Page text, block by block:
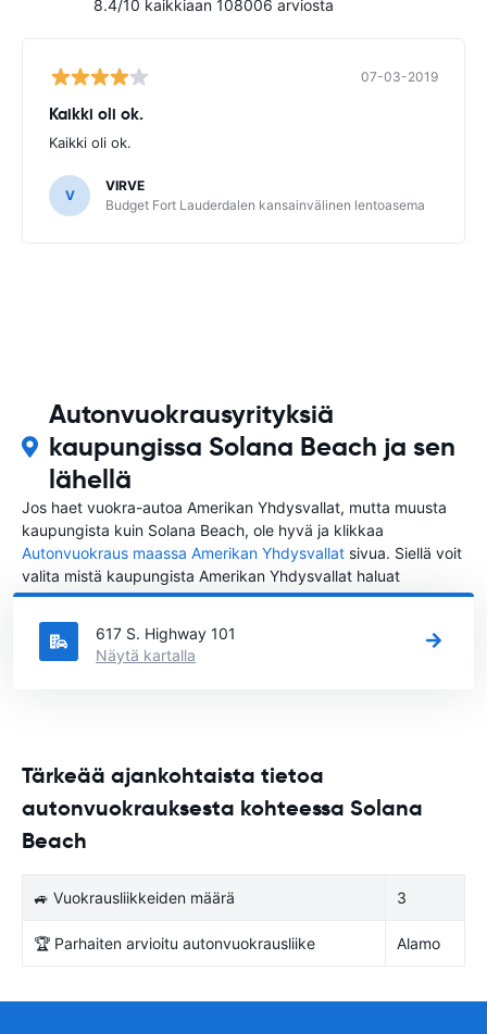
8.4/10 kaikkiaan 108006 arviosta
07-03-2019
Kaikki oli ok.
Kaikki oli ok.
V
VIRVE
Budget Fort Lauderdalen kansainvälinen lentoasema
Autonvuokrausyrityksiä
kaupungissa Solana Beach ja sen
lähellä
Jos haet vuokra-autoa Amerikan Yhdysvallat, mutta muusta
kaupungista kuin Solana Beach, ole hyvä ja klikkaa
Autonvuokraus maassa Amerikan Yhdysvallat sivua. Siellä voit
valita mistä kaupungista Amerikan Yhdysvallat haluat
vuokrata auton.
617 S. Highway 101
Näytä kartalla
Tärkeää ajankohtaista tietoa
autonvuokrauksesta kohteessa Solana
Beach
🚙 Vuokrausliikkeiden määrä 3
🏆 Parhaiten arvioitu autonvuokrausliike Alamo